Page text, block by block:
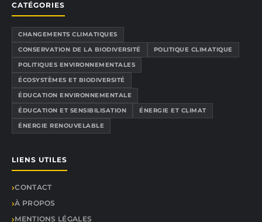
CATÉGORIES
CHANGEMENTS CLIMATIQUES
CONSERVATION DE LA BIODIVERSITÉ
POLITIQUE CLIMATIQUE
POLITIQUES ENVIRONNEMENTALES
ÉCOSYSTÈMES ET BIODIVERSITÉ
ÉDUCATION ENVIRONNEMENTALE
ÉDUCATION ET SENSIBILISATION
ÉNERGIE ET CLIMAT
ÉNERGIE RENOUVELABLE
LIENS UTILES
CONTACT
À PROPOS
MENTIONS LÉGALES